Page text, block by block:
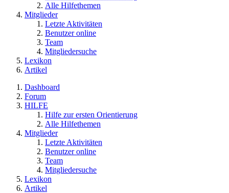
Alle Hilfethemen
Mitglieder
Letzte Aktivitäten
Benutzer online
Team
Mitgliedersuche
Lexikon
Artikel
Dashboard
Forum
HILFE
Hilfe zur ersten Orientierung
Alle Hilfethemen
Mitglieder
Letzte Aktivitäten
Benutzer online
Team
Mitgliedersuche
Lexikon
Artikel